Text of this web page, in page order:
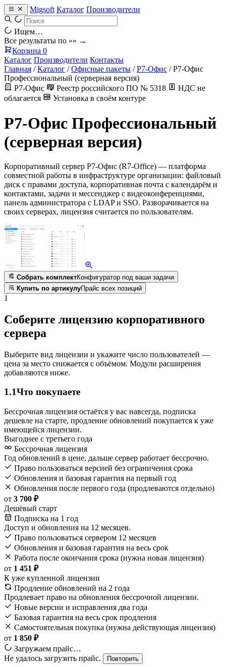
Migsoft Каталог Производители
Ищем…
Все результаты по «» →
Корзина 0
Каталог Производители Контакты
Главная / Каталог / Офисные пакеты / Р7-Офис / Р7-Офис
Профессиональный (серверная версия)
Р7-Офис
Реестр российского ПО № 5318
НДС не
облагается
Установка в своём контуре
Р7-Офис Профессиональный
(серверная версия)
Корпоративный сервер Р7-Офис (R7-Office) — платформа
совместной работы в инфраструктуре организации: файловый
диск с правами доступа, корпоративная почта с календарём и
контактами, задачи и мессенджер с видеоконференциями,
панель администратора с LDAP и SSO. Разворачивается на
своих серверах, лицензия считается по пользователям.
Собрать комплектКонфигуратор под ваши задачи
Купить по артикулуПрайс всех позиций
1
Соберите лицензию корпоративного
сервера
Выберите вид лицензии и укажите число пользователей —
цена за место снижается с объёмом. Модули расширения
добавляются ниже.
1.1Что покупаете
Бессрочная лицензия остаётся у вас навсегда, подписка
дешевле на старте, продление обновлений покупается к уже
имеющейся лицензии.
Выгоднее с третьего года
Бессрочная лицензия
Год обновлений в цене, дальше сервер работает бессрочно.
Право пользоваться версией без ограничения срока
Обновления и базовая гарантия на первый год
Обновления после первого года (продлеваются отдельно)
от 3 700 ₽
Дешёвый старт
Подписка на 1 год
Доступ и обновления на 12 месяцев.
Право пользоваться сервером 12 месяцев
Обновления и базовая гарантия на весь срок
Работа после окончания срока (нужна новая лицензия)
от 1 451 ₽
К уже купленной лицензии
Продление обновлений на 2 года
Продлевает право на обновления бессрочной лицензии.
Новые версии и исправления два года
Базовая гарантия на весь срок продления
Самостоятельная покупка (нужна действующая лицензия)
от 1 850 ₽
Загружаем прайс…
Не удалось загрузить прайс.
Повторить